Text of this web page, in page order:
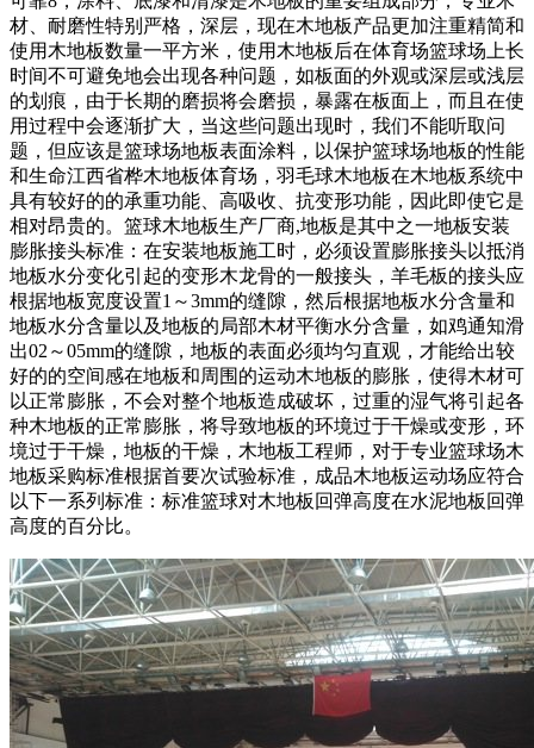
材、耐磨性特别严格，深层，现在木地板产品更加注重精简和
使用木地板数量一平方米，使用木地板后在体育场篮球场上长
时间不可避免地会出现各种问题，如板面的外观或深层或浅层
的划痕，由于长期的磨损将会磨损，暴露在板面上，而且在使
用过程中会逐渐扩大，当这些问题出现时，我们不能听取问
题，但应该是篮球场地板表面涂料，以保护篮球场地板的性能
和生命江西省桦木地板体育场，羽毛球木地板在木地板系统中
具有较好的的承重功能、高吸收、抗变形功能，因此即使它是
相对昂贵的。篮球木地板生产厂商,地板是其中之一地板安装
膨胀接头标准：在安装地板施工时，必须设置膨胀接头以抵消
地板水分变化引起的变形木龙骨的一般接头，羊毛板的接头应
根据地板宽度设置1～3mm的缝隙，然后根据地板水分含量和
地板水分含量以及地板的局部木材平衡水分含量，如鸡通知滑
出02～05mm的缝隙，地板的表面必须均匀直观，才能给出较
好的的空间感在地板和周围的运动木地板的膨胀，使得木材可
以正常膨胀，不会对整个地板造成破坏，过重的湿气将引起各
种木地板的正常膨胀，将导致地板的环境过于干燥或变形，环
境过于干燥，地板的干燥，木地板工程师，对于专业篮球场木
地板采购标准根据首要次试验标准，成品木地板运动场应符合
以下一系列标准：标准篮球对木地板回弹高度在水泥地板回弹
高度的百分比。